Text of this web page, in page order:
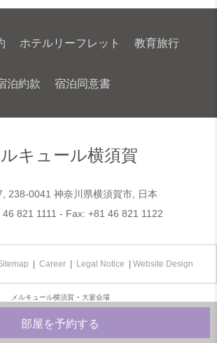
ホテルリーフレット 教育旅行
泊約款 宿泊同意書
キュール横須賀
238-0041 神奈川県横須賀市, 日本
821 1111 - Fax: +81 46 821 1122
| Career | Legal Notice | Website Design
メルキュール横須賀 - 大宴会場
部屋を予約する